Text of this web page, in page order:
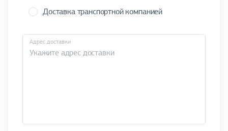
Доставка транспортной компанией
Адрес доставки